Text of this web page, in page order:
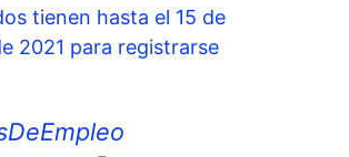
tienen hasta el 15 de
2021 para registrarse